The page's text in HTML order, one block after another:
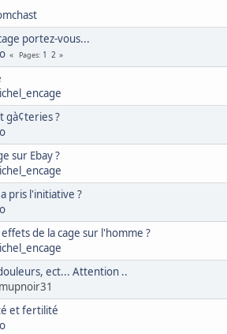
portez-vous...
Pages 1 2
gà¢teries ?
sur Ebay ?
pris l'initiative ?
de la cage sur l'homme ?
ect... Attention ..
et fertilité